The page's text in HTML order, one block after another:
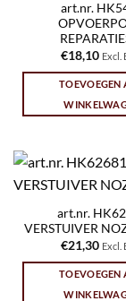
art.nr.
€18,10 Excl.
TOEVOEGEN
art.nr.
VERSTUIVER
€21,30 Excl.
TOEVOEGEN